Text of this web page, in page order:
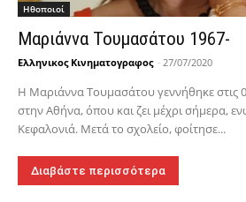
Hθοποιοί
Μαριάννα Τουμασάτου 1967-
Ελληνικος Κινηματογραφος - 27/07/2020
Η Μαριάννα Τουμασάτου γεννήθηκε στις
στην Αθήνα, όπου και ζει μέχρι σήμερα,
Κεφαλονιά. Μετά το σχολείο, φοίτησε...
Διαβάστε περισσότερα